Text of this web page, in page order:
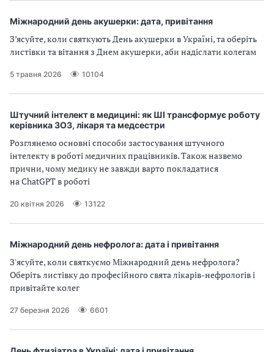
Міжнародний день акушерки: дата, привітання
З’ясуйте, коли святкують День акушерки в Україні, та оберіть
листівки та вітання з Днем акушерки, аби надіслати колегам
5 травня 2026 10104
Штучний інтелект в медицині: як ШІ трансформує роботу
керівника ЗОЗ, лікаря та медсестри
Розглянемо основні способи застосування штучного
інтелекту в роботі медичних працівників. Також назвемо
прични, чому медику не завжди варто покладатися
на ChatGPT в роботі
20 квітня 2026 13122
Міжнародний день нефролога: дата і привітання
З'ясуйте, коли святкуємо Міжнародний день нефролога?
Оберіть листівку до професійного свята лікарів-нефрологів і
привітайте колег
27 березня 2026 6601